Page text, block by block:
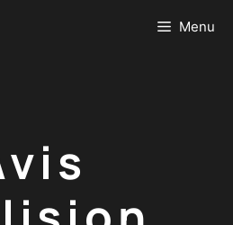
Menu